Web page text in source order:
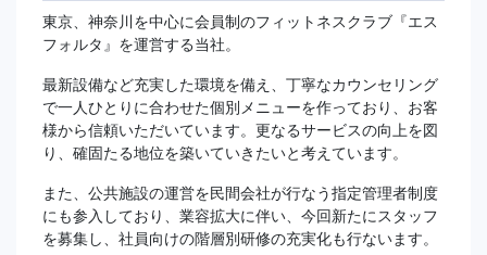
東京、神奈川を中心に会員制のフィットネスクラブ『エス
フォルタ』を運営する当社。
最新設備など充実した環境を備え、丁寧なカウンセリング
で一人ひとりに合わせた個別メニューを作っており、お客
様から信頼いただいています。更なるサービスの向上を図
り、確固たる地位を築いていきたいと考えています。
また、公共施設の運営を民間会社が行なう指定管理者制度
にも参入しており、業容拡大に伴い、今回新たにスタッフ
を募集し、社員向けの階層別研修の充実化も行ないます。